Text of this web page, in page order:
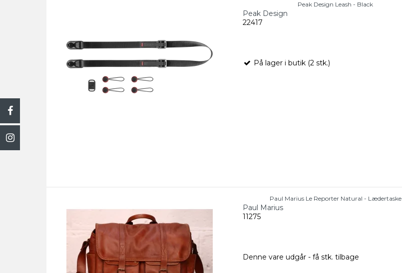
Peak Design Leash - Black
Peak Design
22417
På lager i butik (2 stk.)
Paul Marius Le Reporter Natural - Lædertaske
Paul Marius
11275
Denne vare udgår - få stk. tilbage